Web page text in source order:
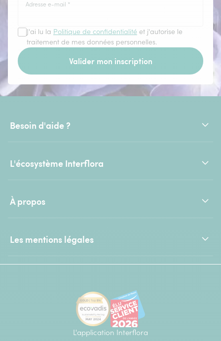
Adresse e-mail *
J'ai lu la Politique de confidentialité et j'autorise le
traitement de mes données personnelles.
Valider mon inscription
Besoin d'aide ?
L'écosystème Interflora
À propos
Les mentions légales
L'application Interflora